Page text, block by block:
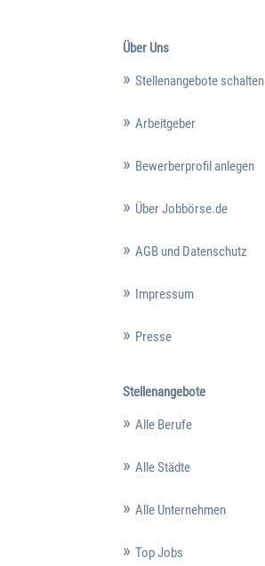
Über Uns
Stellenangebote schalten
Arbeitgeber
Bewerberprofil anlegen
Über Jobbörse.de
AGB und Datenschutz
Impressum
Presse
Stellenangebote
Alle Berufe
Alle Städte
Alle Unternehmen
Top Jobs